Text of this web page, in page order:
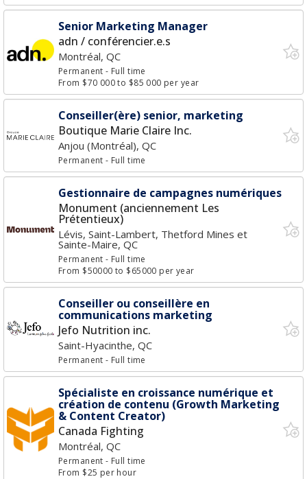
Senior Marketing Manager
adn / conférencier.e.s
Montréal, QC
Permanent- Full time
From $70 000 to $85 000 per year
Conseiller(ère) senior, marketing
Boutique Marie Claire Inc.
Anjou (Montréal), QC
Permanent- Full time
Gestionnaire de campagnes numériques
Monument (anciennement Les
Prétentieux)
Lévis, Saint-Lambert, Thetford Mines et
Sainte-Maire, QC
Permanent- Full time
From $50000 to $65000 per year
Conseiller ou conseillère en
communications marketing
Jefo Nutrition inc.
Saint-Hyacinthe, QC
Permanent- Full time
Spécialiste en croissance numérique et
création de contenu (Growth Marketing
& Content Creator)
Canada Fighting
Montréal, QC
Permanent- Full time
From $25 per hour